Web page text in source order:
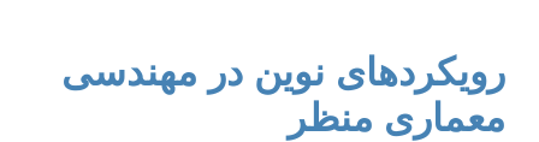
رویکردهای نوین در مهندسی
معماری منظر